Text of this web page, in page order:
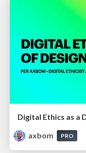
Digital Ethics as a
axbom
PRO